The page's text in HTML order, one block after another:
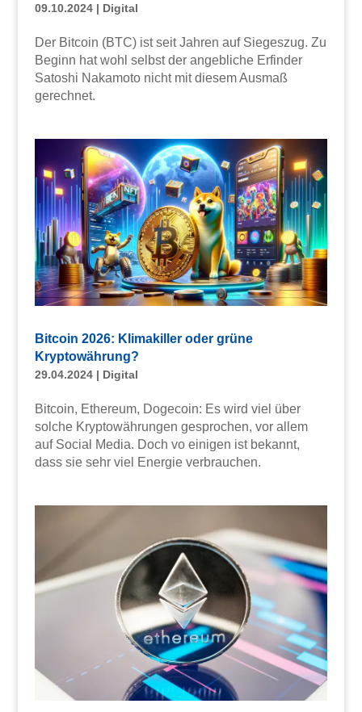
09.10.2024| Digital
Der Bitcoin (BTC) ist seit Jahren auf Siegeszug. Zu
Beginn hat wohl selbst der angebliche Erfinder
Satoshi Nakamoto nicht mit diesem Ausmaß
gerechnet.
Bitcoin 2026: Klimakiller oder grüne
Kryptowährung?
29.04.2024| Digital
Bitcoin, Ethereum, Dogecoin: Es wird viel über
solche Kryptowährungen gesprochen, vor allem
auf Social Media. Doch vo einigen ist bekannt,
dass sie sehr viel Energie verbrauchen.